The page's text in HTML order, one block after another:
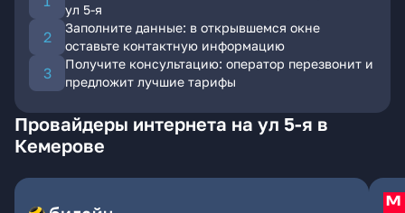
ул 5-я
Заполните данные: в открывшемся окне
оставьте контактную информацию
Получите консультацию: оператор перезвонит и
предложит лучшие тарифы
Провайдеры интернета на ул 5-я в
Кемерове